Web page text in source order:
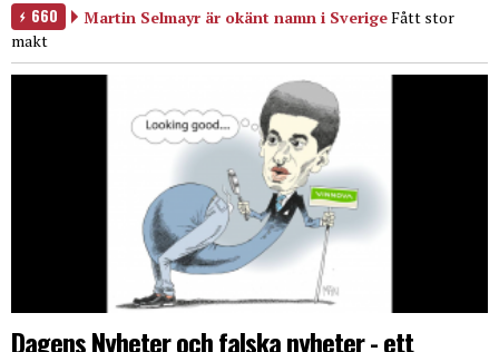
660 Martin Selmayr är okänt namn i SverigeFått stor
makt
Dagens Nyheter och falska nyheter - ett